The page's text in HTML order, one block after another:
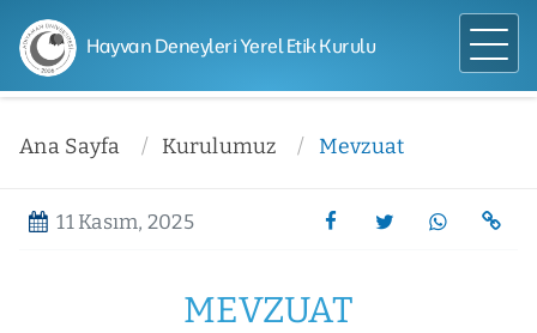
Hayvan Deneyleri Yerel Etik Kurulu
Ana Sayfa Kurulumuz Mevzuat
11 Kasım, 2025
MEVZUAT